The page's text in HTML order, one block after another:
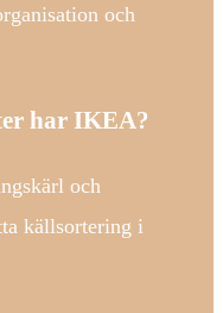
och
har IKEA?
och
källsortering i